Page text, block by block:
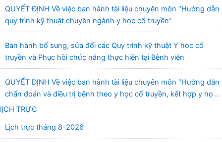
QUYẾT ĐỊNH Về việc ban hành tài liệu chuyên môn “Hướng dẫn
quy trình kỹ thuật chuyên ngành y học cổ truyền”
Ban hành bổ sung, sửa đổi các Quy trình kỹ thuật Y học cổ
truyền và Phục hồi chức năng thực hiện tại Bệnh viện
QUYẾT ĐỊNH Về việc ban hành tài liệu chuyên môn “Hướng dẫn
chẩn đoán và điều trị bệnh theo y học cổ truyền, kết hợp y học
cổ truyền với y học hiện đại”
lỊCH TRỰC
Lịch trực tháng 8-2026